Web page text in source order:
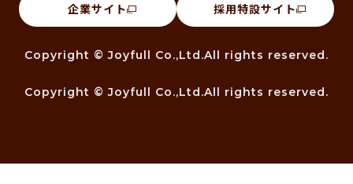
企業サイト 採用特設サイト
Copyright © Joyfull Co.,Ltd.All rights reserved.
Copyright © Joyfull Co.,Ltd.All rights reserved.